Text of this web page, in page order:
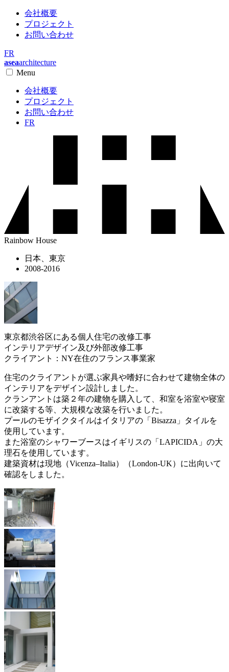
会社概要
プロジェクト
お問い合わせ
FR
aseaarchitecture
Menu
会社概要
プロジェクト
お問い合わせ
FR
Rainbow House
日本、東京
2008-2016
東京都渋谷区にある個人住宅の改修工事
インテリアデザイン及び外部改修工事
クライアント：NY在住のフランス事業家
住宅のクライアントが選ぶ家具や嗜好に合わせて建物全体の
インテリアをデザイン設計しました。
クランアントは築２年の建物を購入して、和室を浴室や寝室
に改築する等、大規模な改築を行いました。
プールのモザイクタイルはイタリアの「Bisazza」タイルを
使用しています。
また浴室のシャワーブースはイギリスの「LAPICIDA」の大
理石を使用しています。
建築資材は現地（Vicenza–Italia）（London-UK）に出向いて
確認をしました。